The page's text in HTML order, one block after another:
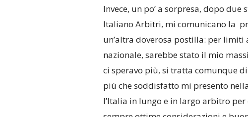
Invece, un po’ a sorpresa, dopo
Italiano Arbitri, mi comunicano la
un’altra doverosa postilla: per limiti
nazionale, sarebbe stato il mio
ci speravo più, si tratta comunque
più che soddisfatto mi presento
l’Italia in lungo e in largo arbitro